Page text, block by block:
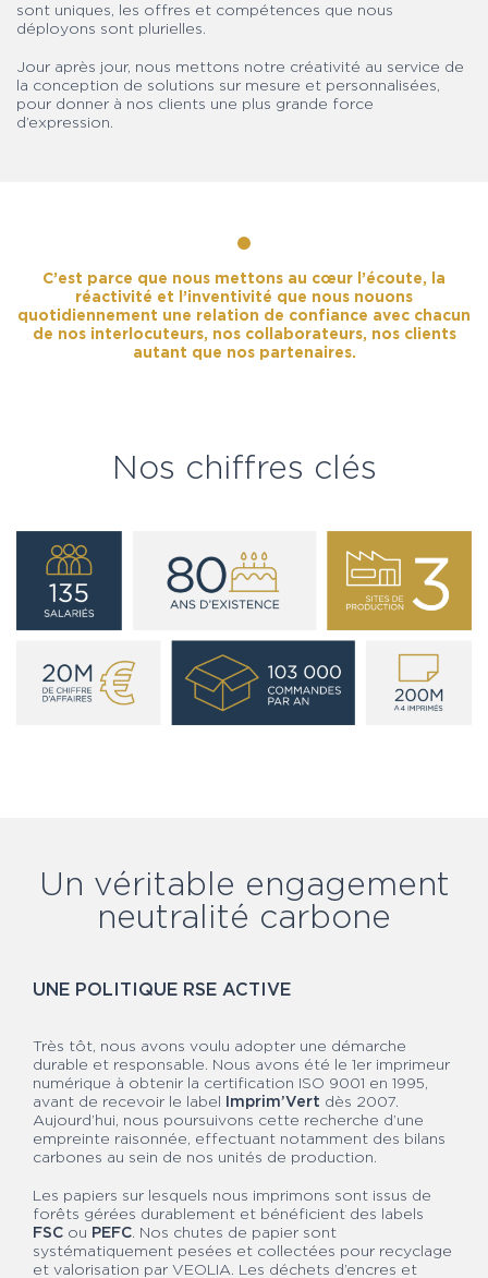
sont uniques, les offres et compétences que nous
déployons sont plurielles.
Jour après jour, nous mettons notre créativité au service de
la conception de solutions sur mesure et personnalisées,
pour donner à nos clients une plus grande force
d’expression.
C’est parce que nous mettons au cœur l’écoute, la
réactivité et l’inventivité que nous nouons
quotidiennement une relation de confiance avec chacun
de nos interlocuteurs, nos collaborateurs, nos clients
autant que nos partenaires.
Nos chiffres clés
Un véritable engagement
neutralité carbone
UNE POLITIQUE RSE ACTIVE
Très tôt, nous avons voulu adopter une démarche
durable et responsable. Nous avons été le 1er imprimeur
numérique à obtenir la certification ISO 9001 en 1995,
avant de recevoir le label
Imprim’Vert dès 2007.
Aujourd’hui, nous poursuivons cette recherche d’une
empreinte raisonnée, effectuant notamment des bilans
carbones au sein de nos unités de production.
Les papiers sur lesquels nous imprimons sont issus de
forêts gérées durablement et bénéficient des labels
FSC ou PEFC . Nos chutes de papier sont
systématiquement pesées et collectées pour recyclage
et valorisation par VEOLIA. Les déchets d’encres et